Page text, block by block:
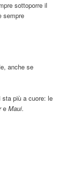
sottoporre il
sempre
anche se
sta più a cuore: le
eMaui.